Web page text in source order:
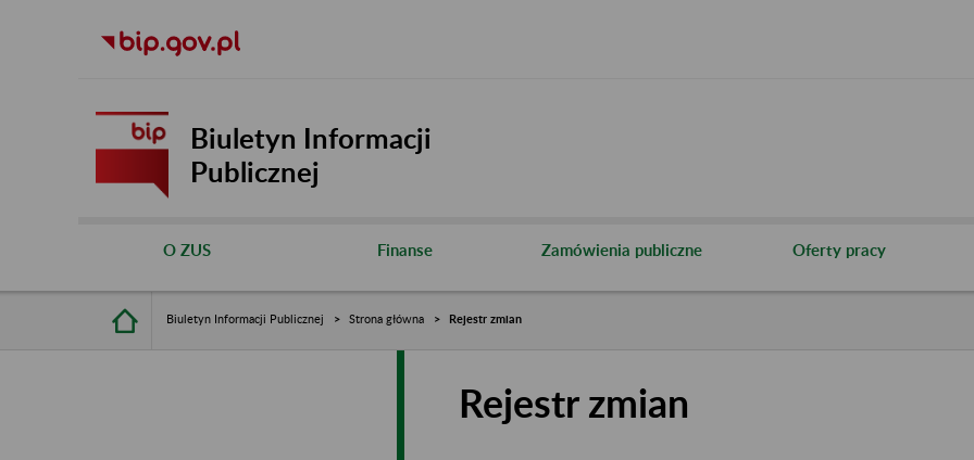
Biuletyn Informacji
Publicznej
O ZUS Finanse Zamówienia publiczne Oferty pracy
Biuletyn Informacji Publicznej Strona główna Rejestr zmian
Rejestr zmian